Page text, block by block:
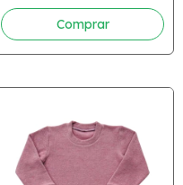
Comprar